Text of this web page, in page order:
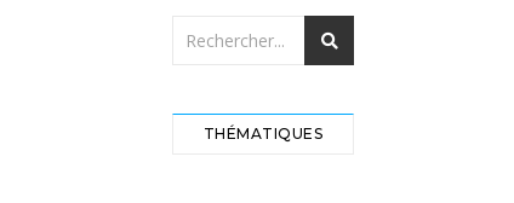
THÉMATIQUES